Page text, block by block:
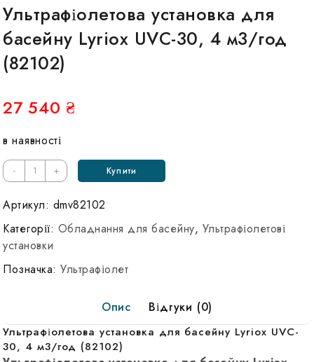
Ультрафіолетова установка для
басейну Lyriox UVC-30, 4 м3/год
(82102)
27 540 ₴
в наявності
-
Кількість
Ультрафиолетовая
установка
бассейна
Lyriox
UVC-
м3/
ч
+ Купити
Артикул: dmv82102
Категорії: Обладнання для басейну, Ультрафіолетові
установки
Позначка: Ультрафіолет
Опис Відгуки (0)
Ультрафіолетова установка для басейну Lyriox UVC-
30, 4 м3/год (82102)